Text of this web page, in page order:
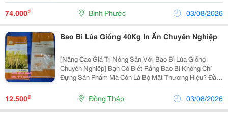
Chắc, Không Thủng Tiết Kiệm Đến 50% Chi Phí So Với
Bao Mới...
74.000₫ Bình Phước 03/08/2026
Bao Bì Lúa Giống 40Kg In Ấn Chuyên Nghiệp
[Nâng Cao Giá Trị Nông Sản Với Bao Bì Lúa Giống
Chuyên Nghiệp] Bạn Có Biết Rằng Bao Bì Không Chỉ
Đựng Sản Phẩm Mà Còn Là Bộ Mặt Thương Hiệu? Đầu
Tư Vào Bao Bì Lúa Giống 40Kg In Ấn Chuyên Nghiệp Từ
12.500₫ Đồng Tháp 03/08/2026